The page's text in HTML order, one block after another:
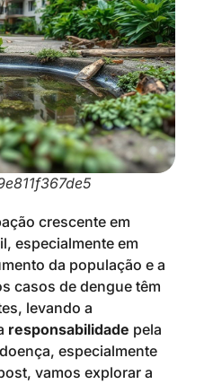
crescente em
especialmente em
da população e a
casos de dengue têm
levando a
responsabilidade pela
especialmente
vamos explorar a